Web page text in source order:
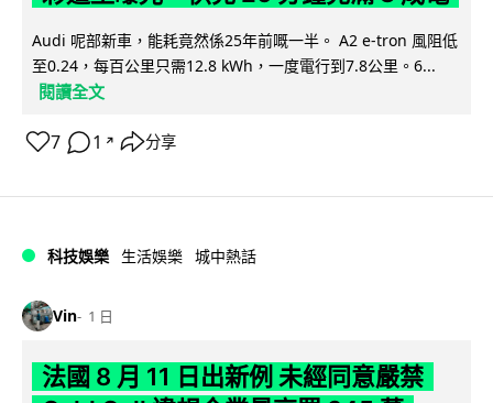
Audi 呢部新車，能耗竟然係25年前嘅一半。 A2 e-tron 風阻低
至0.24，每百公里只需12.8 kWh，一度電行到7.8公里。6...
閱讀全文
7 1 ↗ 分享
科技娛樂 生活娛樂 城中熱話
Vin 1 日
法國 8 月 11 日出新例 未經同意嚴禁